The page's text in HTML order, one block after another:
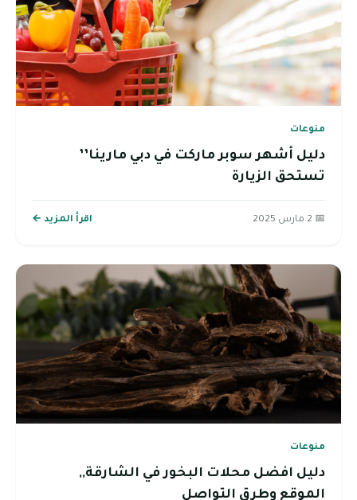
منوعات
دليل أشهر سوبر ماركت في دبي مارينا’’
تستحق الزيارة
📅 2 مارس 2025 اقرأ المزيد ←
منوعات
دليل افضل محلات البخور في الشارقة,,
الموقع وطرق التواصل